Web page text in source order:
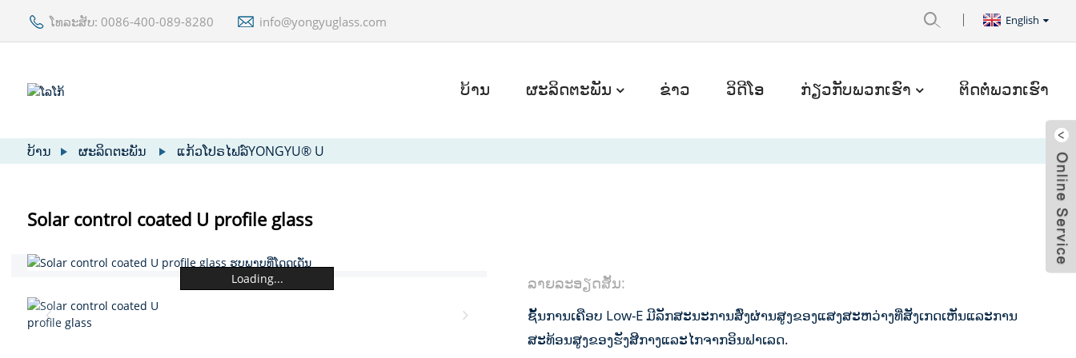
ໂທລະສັບ: 0086-400-089-8280 info@yongyuglass.com English
ບ້ານ ຜະລິດຕະພັນ ຂ່າວ ວິດີໂອ ກ່ຽວກັບພວກເຮົາ ຕິດຕໍ່ພວກເຮົາ
ບ້ານ ຜະລິດຕະພັນ ແກ້ວໂປຣໄຟລ໌YONGYU® U
Solar control coated U profile glass
Loading... ລາຍ​ລະ​ອຽດ​ສັ້ນ​:
ຊັ້ນການເຄືອບ Low-E ມີລັກສະນະການສົ່ງຜ່ານສູງຂອງແສງສະຫວ່າງທີ່ສັງເກດເຫັນແລະການ
ສະທ້ອນສູງຂອງຮັງສີກາງແລະໄກຈາກອິນຟາເລດ.